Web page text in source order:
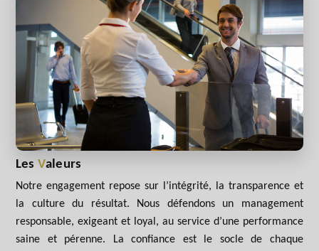
Les Valeurs
Notre engagement repose sur l’intégrité, la transparence et
la culture du résultat. Nous défendons un management
responsable, exigeant et loyal, au service d’une performance
saine et pérenne. La confiance est le socle de chaque